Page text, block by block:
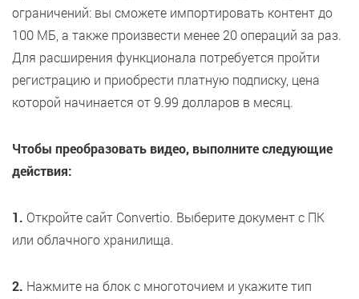
ограничений: вы сможете импортировать контент до
100 МБ, а также произвести менее 20 операций за раз.
Для расширения функционала потребуется пройти
регистрацию и приобрести платную подписку, цена
которой начинается от 9.99 долларов в месяц.
Чтобы преобразовать видео, выполните следующие
действия:
1. Откройте сайт Convertio. Выберите документ с ПК
или облачного хранилища.
2. Нажмите на блок с многоточием и укажите тип